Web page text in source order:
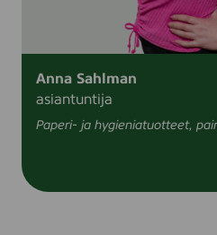
Anna Sahlman
asiantuntija
Paperi- ja hygieniatuotteet,